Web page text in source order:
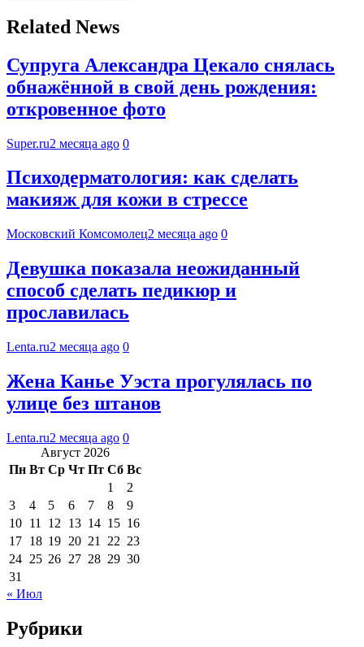
Related News
Супруга Александра Цекало снялась
обнажённой в свой день рождения:
откровенное фото
Super.ru2 месяца ago 0
Психодерматология: как сделать
макияж для кожи в стрессе
Московский Комсомолец2 месяца ago 0
Девушка показала неожиданный
способ сделать педикюр и
прославилась
Lenta.ru2 месяца ago 0
Жена Канье Уэста прогулялась по
улице без штанов
Lenta.ru2 месяца ago 0
Август 2026
Пн Вт Ср Чт Пт Сб Вс
1
2
3
4 5 6 7 8
9
10 11 12 13 14 15 16
17 18 19 20 21 22 23
24 25 26 27 28 29 30
31
« Июл
Рубрики